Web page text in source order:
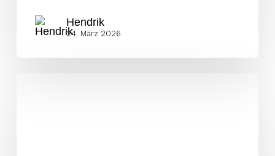
Hendrik
24. März 2026